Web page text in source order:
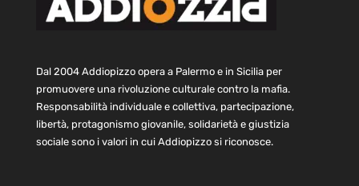
Dal 2004 Addiopizzo opera a Palermo e in Sicilia per
promuovere una rivoluzione culturale contro la mafia.
Responsabilità individuale e collettiva, partecipazione,
libertà, protagonismo giovanile, solidarietà e giustizia
sociale sono i valori in cui Addiopizzo si riconosce.